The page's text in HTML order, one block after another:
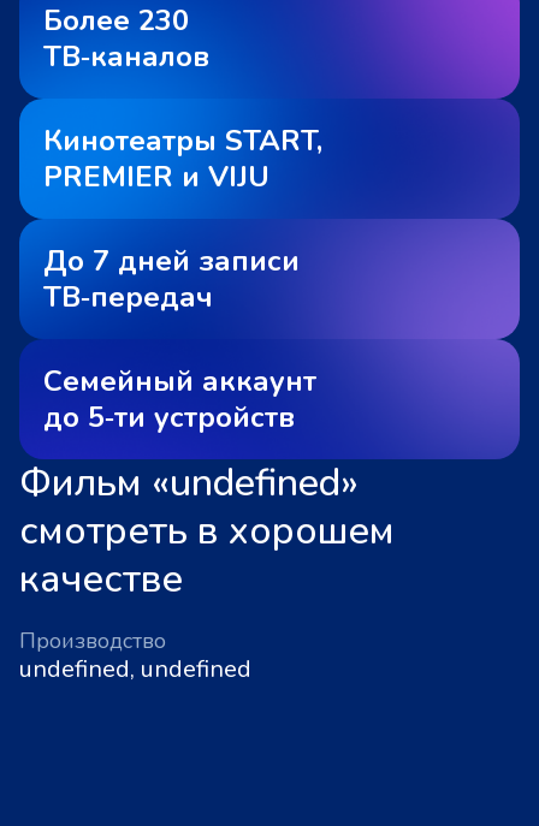
Более 230
ТВ‑каналов
Кинотеатры START,
PREMIER и VIJU
До 7 дней записи
ТВ‑передач
Семейный аккаунт
до 5‑ти устройств
Фильм «undefined»
смотреть в хорошем
качестве
Производство
undefined, undefined